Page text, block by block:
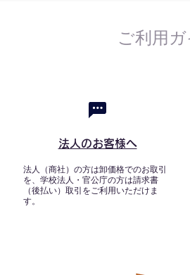
ご利用ガ
法人のお客様へ
法人（商社）の方は卸価格でのお取引
を、学校法人・官公庁の方は請求書
（後払い）取引をご利用いただけま
す。